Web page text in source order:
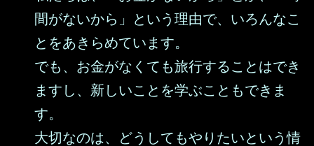
間がないから」という理由で、いろんなこ
とをあきらめています。
でも、お金がなくても旅行することはでき
ますし、新しいことを学ぶこともできま
す。
大切なのは、どうしてもやりたいという情